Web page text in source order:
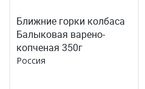
Ближние горки колбаса
Балыковая варено-
копченая 350г
Россия